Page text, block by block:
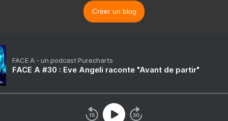
Créer un blog
FACE A - un podcast Purecharts
FACE A #30 : Eve Angeli raconte "Avant de partir"